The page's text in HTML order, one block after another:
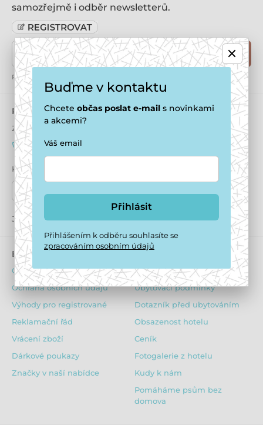
samozřejmě i odběr newsletterů.
Zde napište váš e-mail Přihlásit
Přihlášením k odběru souhlasíte se
Potřebujete poradit online
Zákaznický servis je k dispozici
+420 771 194 837
info@puppydaycare.cz
Kde nás najdete
Naše prodejny
Jsme také na: Youtube Facebook Instagram
E-shop
Obchodní podmínky
Ochrana osobních údajů
Výhody pro registrované
Reklamační řád
Vrácení zboží
Dárkové poukazy
Značky v naší nabídce
Psí hotel
O ubytování psů
Ubytovací podmínky
Dotazník před ubytováním
Obsazenost hotelu
Ceník
Fotogalerie z hotelu
Kudy k nám
Pomáháme psům bez
domova
Buďme v kontaktu
Chcete občas poslat e-mail s novinkami
a akcemi?
Váš email
Přihlásit
Přihlášením k odběru souhlasíte se
zpracováním osobním údajů